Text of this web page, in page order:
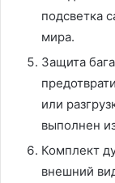
подсветка
мира.
Защита
или
выполнен
Комплект
внешний